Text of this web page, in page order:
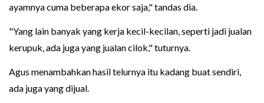
ayamnya cuma beberapa ekor saja," tandas dia.
"Yang lain banyak yang kerja kecil-kecilan, seperti jadi jualan
kerupuk, ada juga yang jualan cilok," tuturnya.
Agus menambahkan hasil telurnya itu kadang buat sendiri,
ada juga yang dijual.